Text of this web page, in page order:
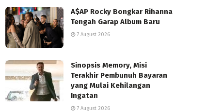
A$AP Rocky Bongkar Rihanna
Tengah Garap Album Baru
7 August 2026
Sinopsis Memory, Misi
Terakhir Pembunuh Bayaran
yang Mulai Kehilangan
Ingatan
7 August 2026